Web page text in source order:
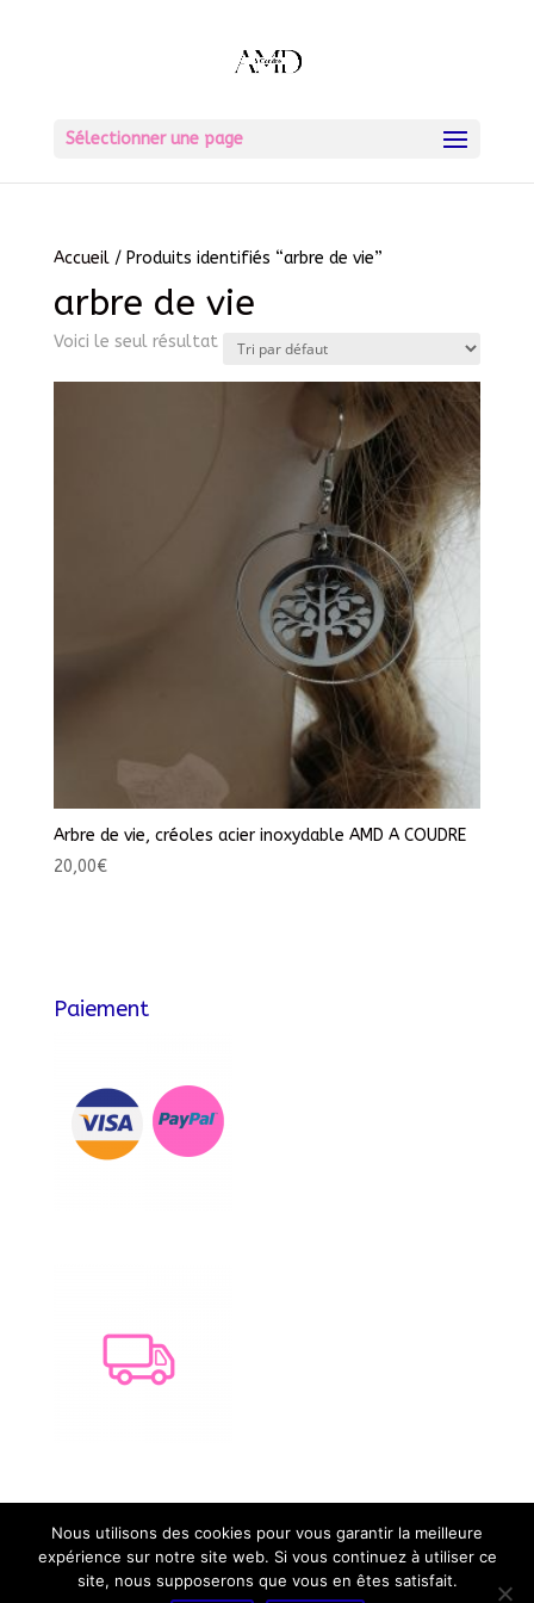
Sélectionner une page
Accueil/ Produits identifiés “arbre de vie”
arbre de vie
Voici le seul résultat
Arbre de vie, créoles acier inoxydable AMD A COUDRE
20,00€
Paiement
A propos
CGV
Mentions légales
Panier
Nous utilisons des cookies pour vous garantir la meilleure
expérience sur notre site web. Si vous continuez à utiliser ce
site, nous supposerons que vous en êtes satisfait.